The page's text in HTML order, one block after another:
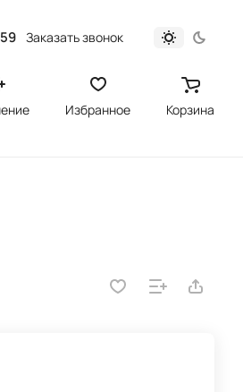
Заказать звонок
Избранное Корзина